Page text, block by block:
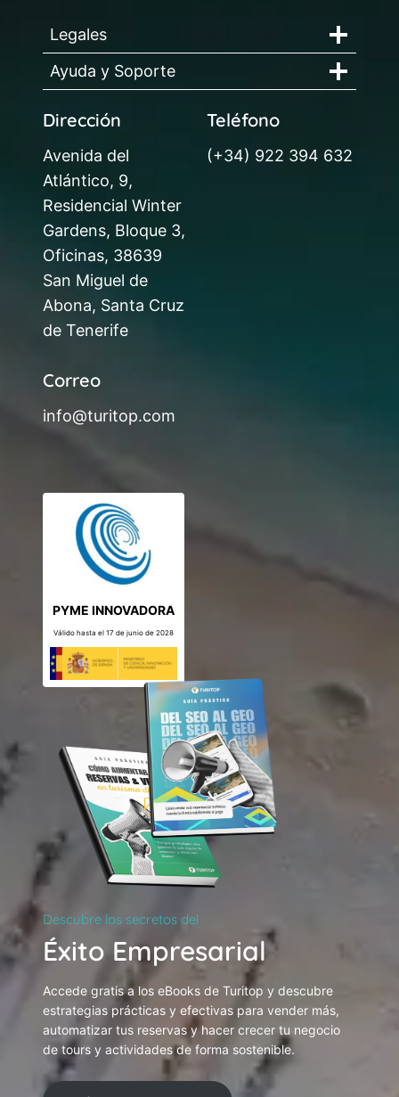
Legales
Ayuda y Soporte
Dirección
Avenida del
Atlántico, 9,
Residencial Winter
Gardens, Bloque 3,
Oficinas, 38639
San Miguel de
Abona, Santa Cruz
de Tenerife
Teléfono
(+34) 922 394 632
Correo
info@turitop.com
PYME INNOVADORA
Válido hasta el 17 de junio de 2028
Descubre los secretos del
Éxito Empresarial
Accede gratis a los eBooks de Turitop y descubre
estrategias prácticas y efectivas para vender más,
automatizar tus reservas y hacer crecer tu negocio
de tours y actividades de forma sostenible.